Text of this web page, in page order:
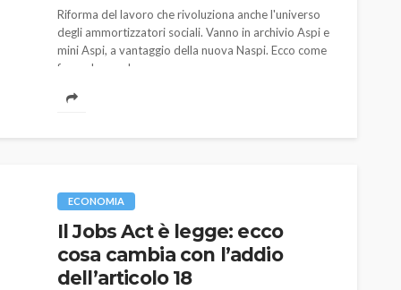
Riforma del lavoro che rivoluziona anche l'universo
degli ammortizzatori sociali. Vanno in archivio Aspi e
mini Aspi, a vantaggio della nuova Naspi. Ecco come
farne domanda.
ECONOMIA
Il Jobs Act è legge: ecco
cosa cambia con l’addio
dell’articolo 18